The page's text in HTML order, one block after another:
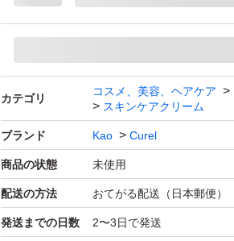
カテゴリ
コスメ、美容、ヘアケア
スキンケアクリーム
ブランド Kao Curel
商品の状態 未使用
配送の方法 おてがる配送（日本郵便）
発送までの日数 2〜3日で発送